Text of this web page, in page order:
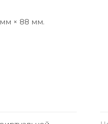
× 88 мм.